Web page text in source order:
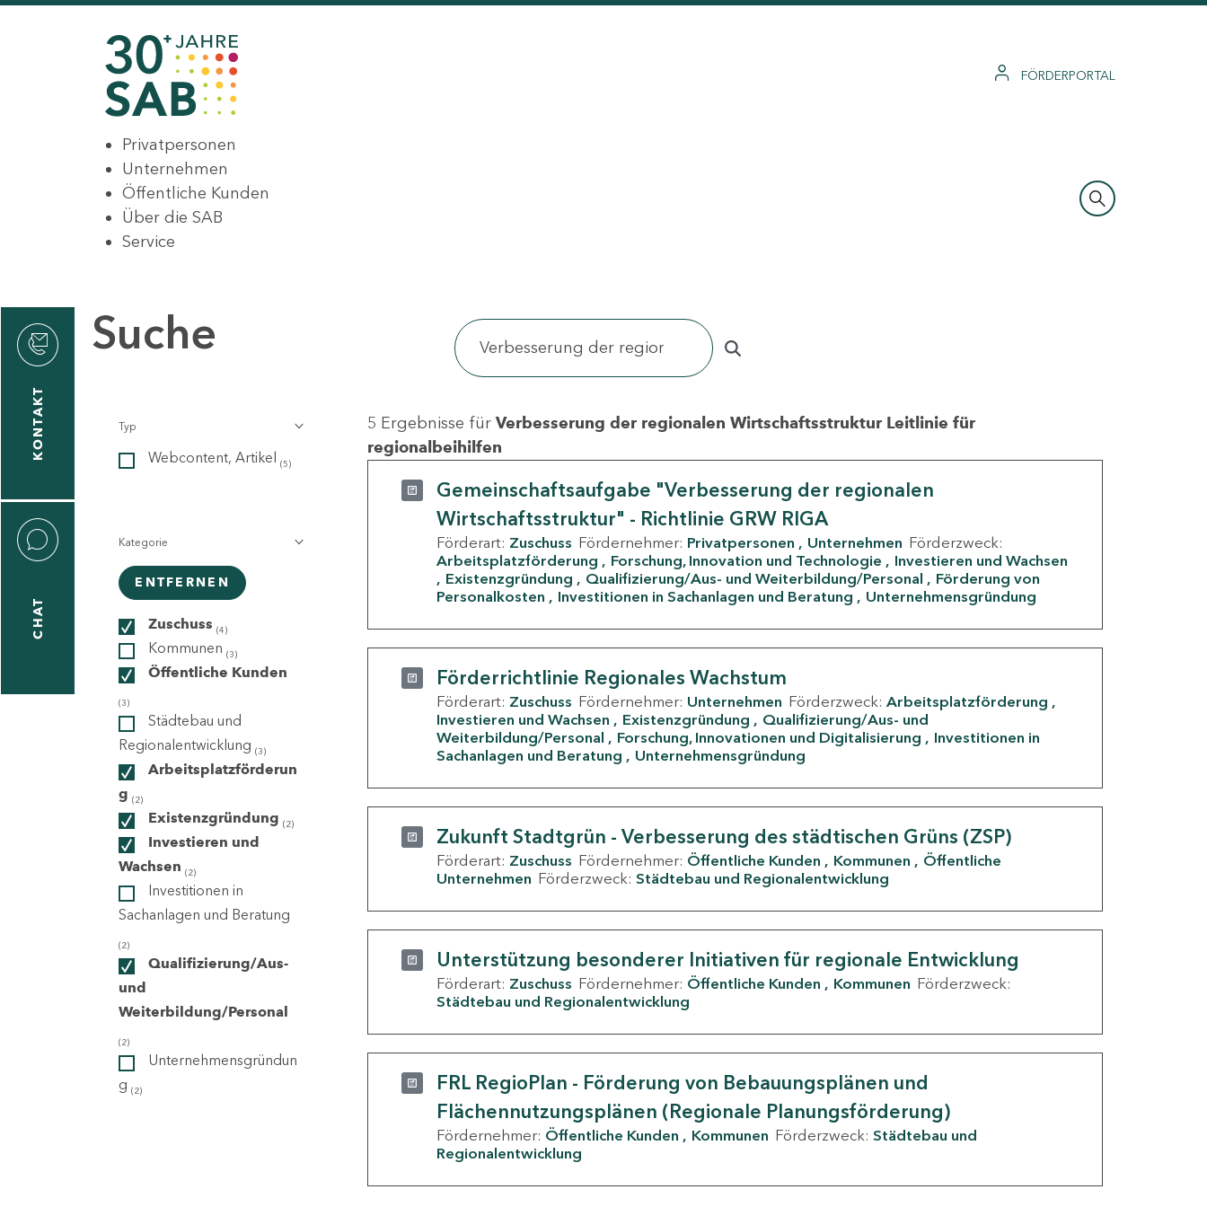
FÖRDERPORTAL
Privatpersonen
Unternehmen
Öffentliche Kunden
Über die SAB
Service
KONTAKT
CHAT
Suche
Typ
Webcontent, Artikel (5)
Kategorie
ENTFERNEN
Zuschuss (4)
Kommunen (3)
Öffentliche Kunden
(3)
Städtebau und
Regionalentwicklung (3)
Arbeitsplatzförderun
g (2)
Existenzgründung (2)
Investieren und
Wachsen (2)
Investitionen in
Sachanlagen und Beratung
(2)
Qualifizierung/Aus-
und
Weiterbildung/Personal
(2)
Unternehmensgründun
g (2)
5 Ergebnisse für Verbesserung der regionalen Wirtschaftsstruktur Leitlinie für
regionalbeihilfen
Gemeinschaftsaufgabe "Verbesserung der regionalen
Wirtschaftsstruktur" - Richtlinie GRW RIGA
Förderart: Zuschuss Fördernehmer: Privatpersonen Unternehmen Förderzweck:
Arbeitsplatzförderung
Forschung, Innovation und Technologie
Investieren und Wachsen
Existenzgründung
Qualifizierung/Aus- und Weiterbildung/Personal
Förderung von
Personalkosten
Investitionen in Sachanlagen und Beratung Unternehmensgründung
Förderrichtlinie Regionales Wachstum
Förderart: Zuschuss Fördernehmer: Unternehmen Förderzweck: Arbeitsplatzförderung
Investieren und Wachsen
Existenzgründung
Qualifizierung/Aus- und
Weiterbildung/Personal
Forschung, Innovationen und Digitalisierung
Investitionen in
Sachanlagen und Beratung
Unternehmensgründung
Zukunft Stadtgrün - Verbesserung des städtischen Grüns (ZSP)
Förderart: Zuschuss Fördernehmer: Öffentliche Kunden Kommunen
Öffentliche
Unternehmen Förderzweck: Städtebau und Regionalentwicklung
Unterstützung besonderer Initiativen für regionale Entwicklung
Förderart: Zuschuss Fördernehmer: Öffentliche Kunden Kommunen Förderzweck:
Städtebau und Regionalentwicklung
FRL RegioPlan - Förderung von Bebauungsplänen und
Flächennutzungsplänen (Regionale Planungsförderung)
Fördernehmer: Öffentliche Kunden Kommunen Förderzweck: Städtebau und
Regionalentwicklung